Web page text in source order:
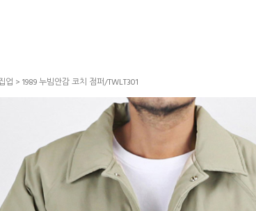
업 > 1989 누빔안감 코치 점퍼/TWLT301